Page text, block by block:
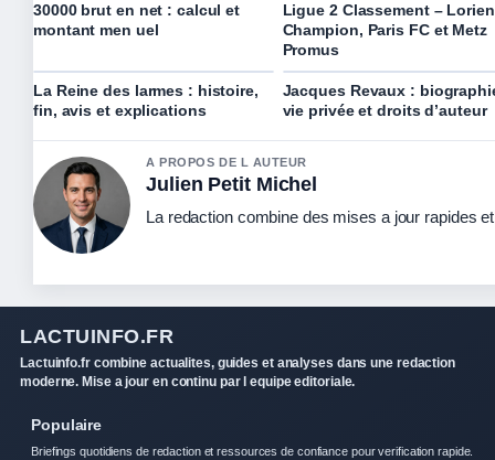
30000 brut en net : calcul et
montant men uel
Ligue 2 Classement –
Champion, Paris FC et Metz
Promus
La Reine des larmes : histoire,
fin, avis et explications
Jacques Revaux :
vie privée et droits d’auteur
A PROPOS DE L AUTEUR
Julien Petit Michel
La redaction combine des mises a jour rapides
LACTUINFO.FR
Lactuinfo.fr combine actualites, guides et analyses dans une redaction
moderne. Mise a jour en continu par l equipe editoriale.
Populaire
Briefings quotidiens de redaction et ressources de confiance pour verification rapide.